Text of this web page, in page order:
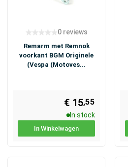
0 reviews
Remarm met Remnok
voorkant BGM Originele
(Vespa (Motoves...
€ 15,55
In stock
In Winkelwagen